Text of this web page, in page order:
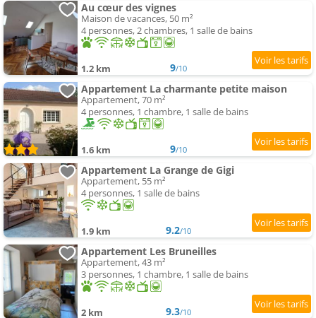
Au cœur des vignes
Maison de vacances, 50 m²
4 personnes, 2 chambres, 1 salle de bains
1.2 km 9/10
Appartement La charmante petite maison
Appartement, 70 m²
4 personnes, 1 chambre, 1 salle de bains
1.6 km 9/10
Appartement La Grange de Gigi
Appartement, 55 m²
4 personnes, 1 salle de bains
1.9 km 9.2/10
Appartement Les Bruneilles
Appartement, 43 m²
3 personnes, 1 chambre, 1 salle de bains
2 km 9.3/10